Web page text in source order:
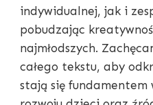
indywidualnej, jak i
pobudzając
najmłodszych.
całego tekstu, aby
stają się fundamentem